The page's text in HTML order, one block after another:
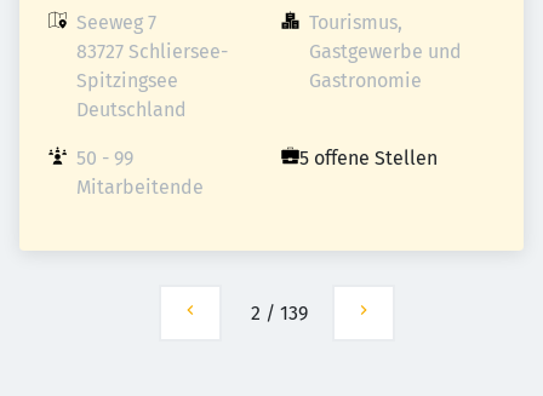
Seeweg 7
83727 Schliersee-
Spitzingsee
Deutschland
Tourismus,
Gastgewerbe und
Gastronomie
50 - 99
Mitarbeitende
5 offene Stellen
2 / 139